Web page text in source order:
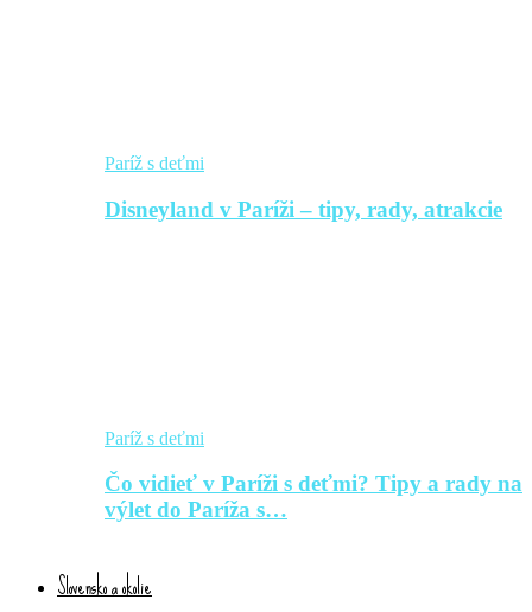
Paríž s deťmi
Disneyland v Paríži – tipy, rady, atrakcie
Paríž s deťmi
Čo vidieť v Paríži s deťmi? Tipy a rady na
výlet do Paríža s…
Slovensko a okolie